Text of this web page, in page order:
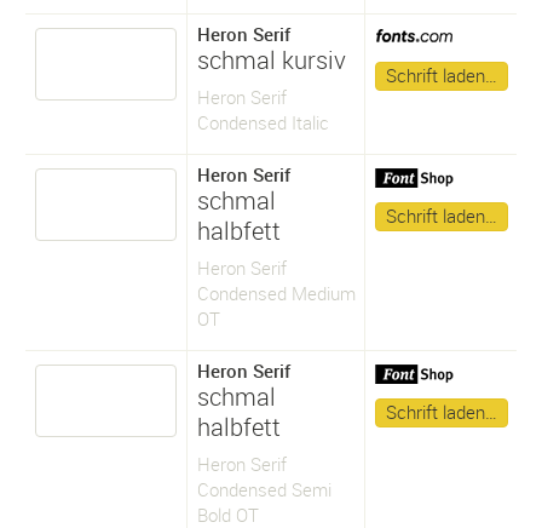
Heron Serif
schmal kursiv
Heron Serif
Condensed Italic
Schrift laden…
Heron Serif
schmal
halbfett
Heron Serif
Condensed Medium
OT
Schrift laden…
Heron Serif
schmal
halbfett
Heron Serif
Condensed Semi
Bold OT
Schrift laden…